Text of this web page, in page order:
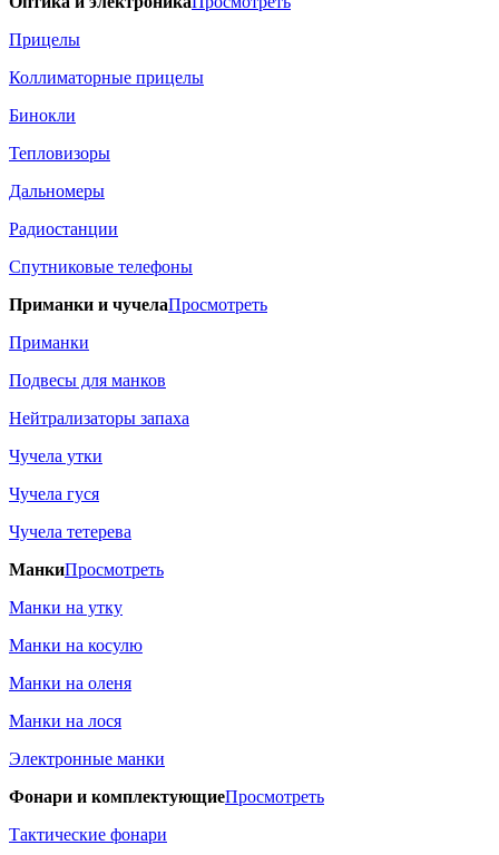
Прицелы
Коллиматорные прицелы
Бинокли
Тепловизоры
Дальномеры
Радиостанции
Спутниковые телефоны
Приманки и чучелаПросмотреть
Приманки
Подвесы для манков
Нейтрализаторы запаха
Чучела утки
Чучела гуся
Чучела тетерева
МанкиПросмотреть
Манки на утку
Манки на косулю
Манки на оленя
Манки на лося
Электронные манки
Фонари и комплектующиеПросмотреть
Тактические фонари